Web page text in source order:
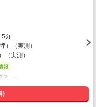
分
）（実測）
（実測）
グス …
)